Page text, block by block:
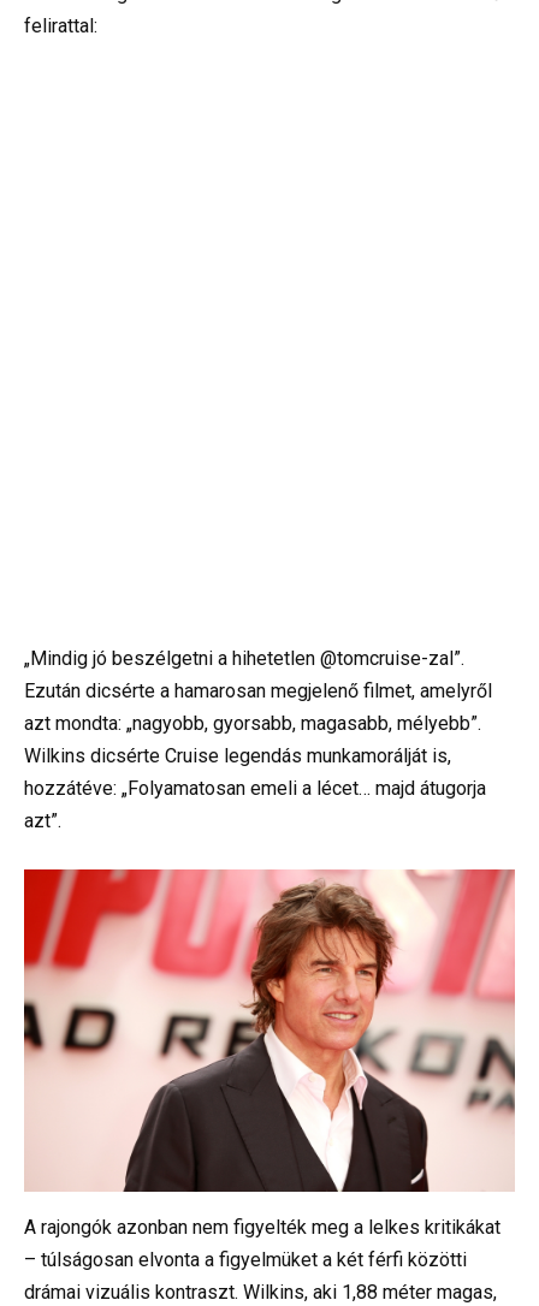
felirattal:
„Mindig jó beszélgetni a hihetetlen @tomcruise-zal”.
Ezután dicsérte a hamarosan megjelenő filmet, amelyről
azt mondta: „nagyobb, gyorsabb, magasabb, mélyebb”.
Wilkins dicsérte Cruise legendás munkamorálját is,
hozzátéve: „Folyamatosan emeli a lécet… majd átugorja
azt”.
A rajongók azonban nem figyelték meg a lelkes kritikákat
– túlságosan elvonta a figyelmüket a két férfi közötti
drámai vizuális kontraszt. Wilkins, aki 1,88 méter magas,